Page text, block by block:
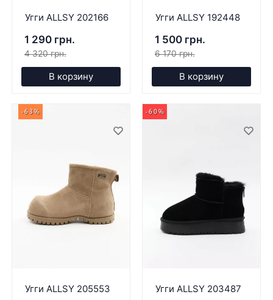
Угги ALLSY 202166
1 290 грн.
4 320 грн.
В корзину
Угги ALLSY 192448
1 500 грн.
6 170 грн.
В корзину
-63%
Угги ALLSY 205553
-60%
Угги ALLSY 203487